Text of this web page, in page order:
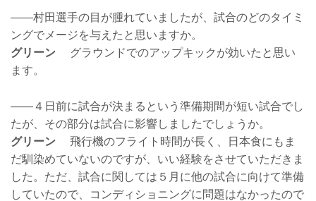
――村田選手の目が腫れていましたが、試合のどのタイミ
ングでメージを与えたと思いますか。
グリーン
グラウンドでのアップキックが効いたと思い
ます。
――４日前に試合が決まるという準備期間が短い試合でし
たが、その部分は試合に影響しましたでしょうか。
グリーン
飛行機のフライト時間が長く、日本食にもま
だ馴染めていないのですが、いい経験をさせていただきま
した。ただ、試合に関しては５月に他の試合に向けて準備
していたので、コンディショニングに問題はなかったので